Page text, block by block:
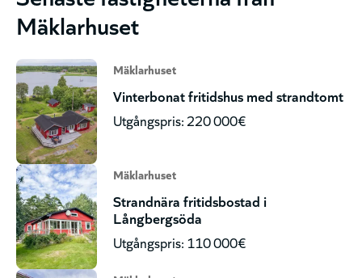
Mäklarhuset
Mäklarhuset
Vinterbonat fritidshus med strandtomt
Utgångspris: 220 000€
Mäklarhuset
Strandnära fritidsbostad i
Långbergsöda
Utgångspris: 110 000€